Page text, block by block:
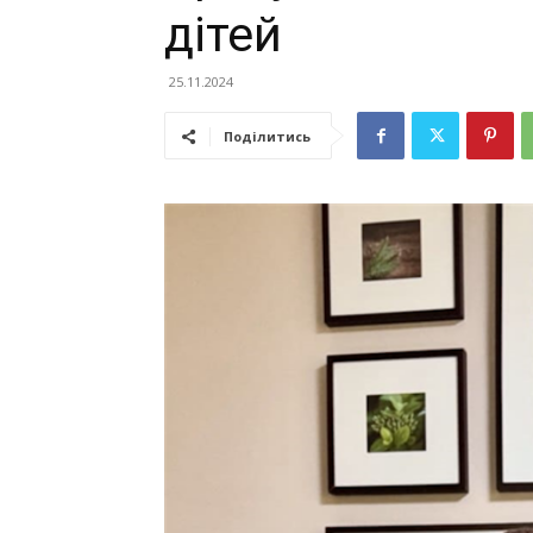
дітей
25.11.2024
Поділитись